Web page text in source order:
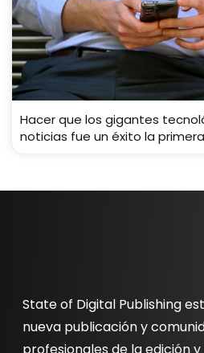
Hacer que los gigantes
noticias fue un éxito la
State of Digital Publishing
nueva publicación y
profesionales de la edición